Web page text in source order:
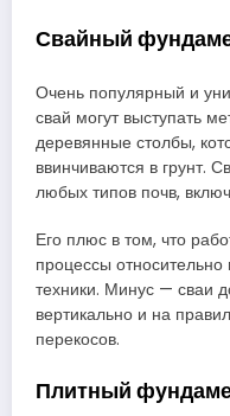
Свайный
Очень популярный и
свай могут выступать
деревянные столбы,
ввинчиваются в грунт.
любых типов почв,
Его плюс в том, что
процессы
техники. Минус — сваи
вертикально и на
перекосов.
Плитный